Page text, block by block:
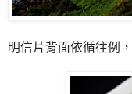
明信片背面依循往例